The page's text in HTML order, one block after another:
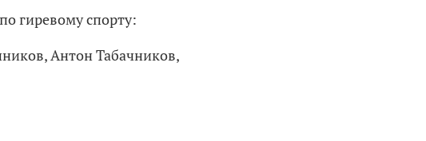
гиревому спорту:
Антон Табачников,